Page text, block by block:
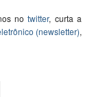
notwitter, curta a
(newsletter),